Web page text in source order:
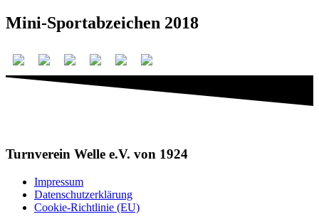
Mini-Sportabzeichen 2018
Turnverein Welle e.V. von 1924
Impressum
Datenschutzerklärung
Cookie-Richtlinie (EU)